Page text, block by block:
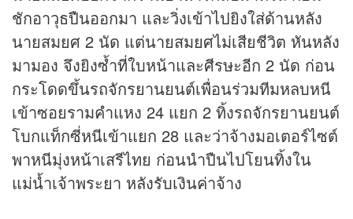
ชักอาวุธปืนออกมา และวิ่งเข้าไปยิงใส่ด้านหลัง
นายสมยศ 2 นัด แต่นายสมยศไม่เสียชีวิต หันหลัง
มามอง จึงยิงซ้ำที่ใบหน้าและศีรษะอีก 2 นัด ก่อน
กระโดดขึ้นรถจักรยานยนต์เพื่อนร่วมทีมหลบหนี
เข้าซอยรามคำแหง 24 แยก 2 ทิ้งรถจักรยานยนต์
โบกแท็กซี่หนีเข้าแยก 28 และว่าจ้างมอเตอร์ไซต์
พาหนีมุ่งหน้าเสรีไทย ก่อนนำปืนไปโยนทิ้งใน
แม่น้ำเจ้าพระยา หลังรับเงินค่าจ้าง